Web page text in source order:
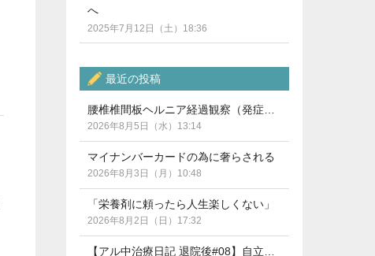
へ
2025年7月12日（土）18:36
最近の投稿
2026年8月5日（水）13:14
マイナンバーカードの為に奢らされる
2026年8月3日（月）10:48
「栄養剤に頼ったら人生楽しくない」
2026年8月2日（日）17:32